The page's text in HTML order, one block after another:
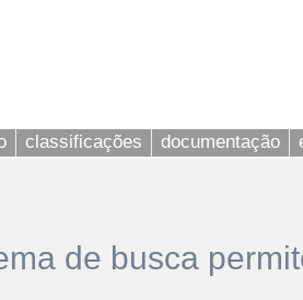
classificações documentação
de busca